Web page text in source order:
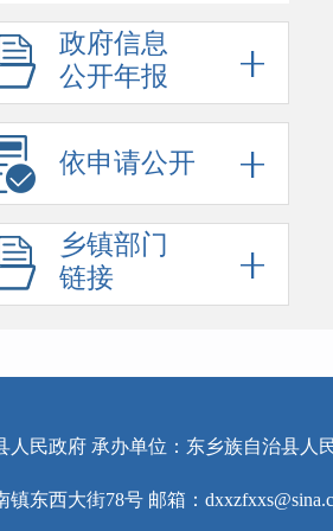
政府信息
公开年报
依申请公开
乡镇部门
链接
人民政府 承办单位：东乡族自治县人
东西大街78号 邮箱：